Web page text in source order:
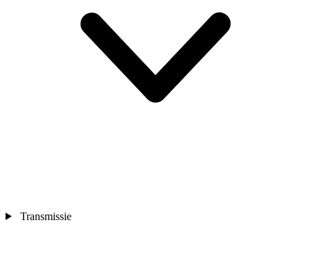
Transmissie